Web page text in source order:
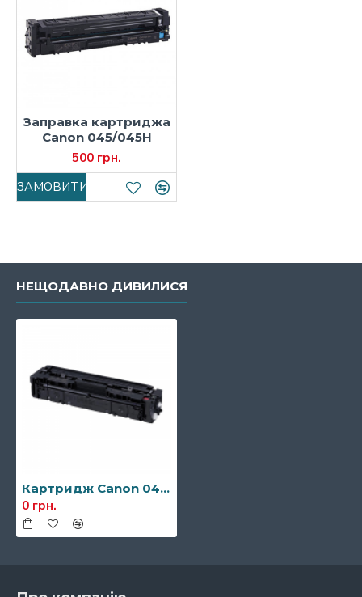
Заправка картриджа
Canon 045/045H
500 грн.
ЗАМОВИТИ
НЕЩОДАВНО ДИВИЛИСЯ
Картридж Canon 045 (чорний, червоний, блакитний, жовтий)
0 грн.